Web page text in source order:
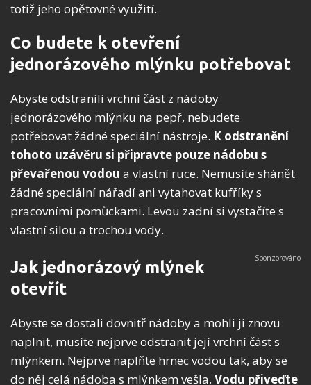
totiž jeho opětovné využití.
Co budete k otevření
jednorázového mlýnku potřebovat
Abyste odstranili vrchní část z nádoby
jednorázového mlýnku na pepř, nebudete
potřebovat žádné speciální nástroje. K odstranění
tohoto uzávěru si připravte pouze nádobu s
převařenou vodou a vlastní ruce. Nemusíte shánět
žádné speciální nářadí ani vytahovat kufříky s
pracovními pomůckami. Levou zadní si vystačíte s
vlastní silou a trochou vody.
Jak jednorázový mlýnek
otevřít
Abyste se dostali dovnitř nádoby a mohli ji znovu
naplnit, musíte nejprve odstranit její vrchní část s
mlýnkem. Nejprve naplňte hrnec vodou tak, aby se
do něj celá nádoba s mlýnkem vešla. Vodu přiveďte